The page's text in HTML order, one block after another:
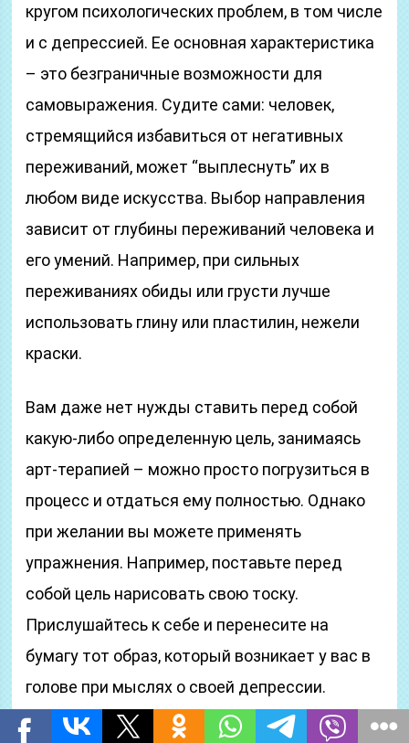
кругом психологических проблем, в том числе
и с депрессией. Ее основная характеристика
– это безграничные возможности для
самовыражения. Судите сами: человек,
стремящийся избавиться от негативных
переживаний, может “выплеснуть” их в
любом виде искусства. Выбор направления
зависит от глубины переживаний человека и
его умений. Например, при сильных
переживаниях обиды или грусти лучше
использовать глину или пластилин, нежели
краски.
Вам даже нет нужды ставить перед собой
какую-либо определенную цель, занимаясь
арт-терапией – можно просто погрузиться в
процесс и отдаться ему полностью. Однако
при желании вы можете применять
упражнения. Например, поставьте перед
собой цель нарисовать свою тоску.
Прислушайтесь к себе и перенесите на
бумагу тот образ, который возникает у вас в
голове при мыслях о своей депрессии.
Потратьте на это много времени, шлифуйте